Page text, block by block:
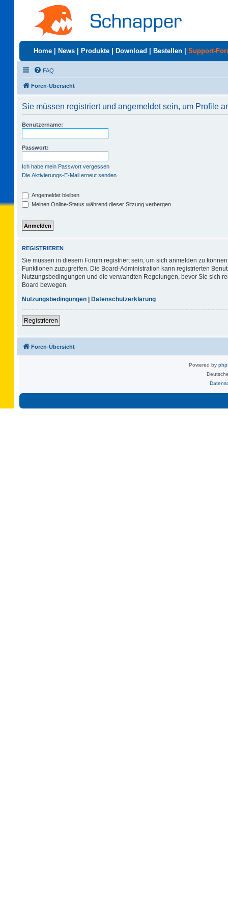
Home News Produkte Download Bestellen Support-
FAQ
Foren-Übersicht
Sie müssen registriert und angemeldet sein, um Profile
Benutzername:
Passwort:
Ich habe mein Passwort vergessen
Die Aktivierungs-E-Mail erneut senden
Angemeldet bleiben
Meinen Online-Status während dieser Sitzung verbergen
REGISTRIEREN
Sie müssen in diesem Forum registriert sein, um sich anmelden zu
Funktionen zuzugreifen. Die Board-Administration kann registrierten
Nutzungsbedingungen und die verwandten Regelungen, bevor Sie sich
Board bewegen.
Nutzungsbedingungen | Datenschutzerklärung
Registrieren
Foren-Übersicht
Powered by